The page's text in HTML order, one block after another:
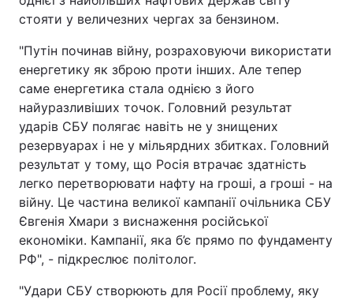
стояти у величезних чергах за бензином.
"Путін починав війну, розраховуючи використати
енергетику як зброю проти інших. Але тепер
саме енергетика стала однією з його
найуразливіших точок. Головний результат
ударів СБУ полягає навіть не у знищених
резервуарах і не у мільярдних збитках. Головний
результат у тому, що Росія втрачає здатність
легко перетворювати нафту на гроші, а гроші - на
війну. Це частина великої кампанії очільника СБУ
Євгенія Хмари з виснаження російської
економіки. Кампанії, яка б’є прямо по фундаменту
РФ", - підкреслює політолог.
"Удари СБУ створюють для Росії проблему, яку